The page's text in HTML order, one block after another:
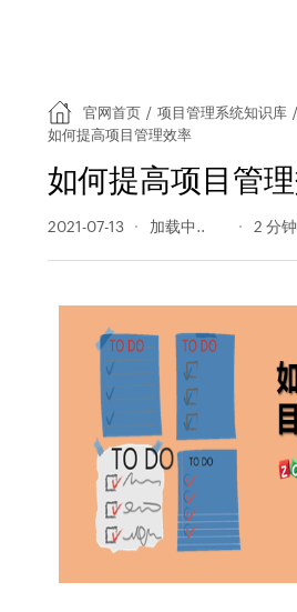
官网首页 / 项目管理系统知识库 /
如何提高项目管理效率
如何提高项目管
2021-07-13 505 阅读量 2 分钟